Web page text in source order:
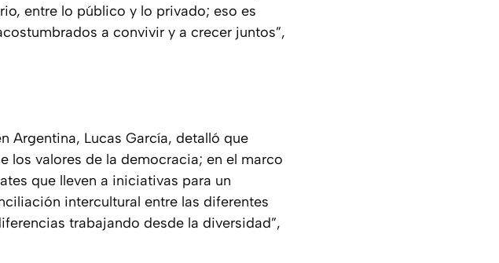
entre lo público y lo privado; eso es
a convivir y a crecer juntos”,
Argentina, Lucas García, detalló que
los valores de la democracia; en el marco
que lleven a iniciativas para un
intercultural entre las diferentes
trabajando desde la diversidad”,